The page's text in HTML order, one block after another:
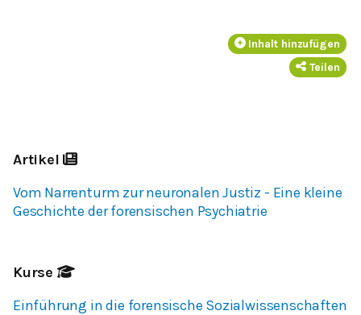
Inhalt hinzufügen
Teilen
Artikel
Vom Narrenturm zur neuronalen Justiz - Eine kleine
Geschichte der forensischen Psychiatrie
Kurse
Einführung in die forensische Sozialwissenschaften